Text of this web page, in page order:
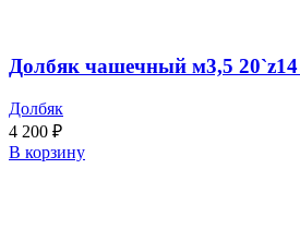
Долбяк чашечный м3,5 20`z14
Долбяк
4 200 ₽
В корзину